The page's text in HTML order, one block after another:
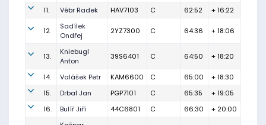
11.
Vébr Radek HAV7103 C 62:52 + 16:22
12.
Sadílek
Ondřej
2YZ7300 C 64:36 + 18:06
13.
Kniebugl
Anton
39S6401 C 64:50 + 18:20
14. Valášek Petr KAM6600 C 65:00
+ 18:30
15.
Drbal Jan PGP7101 C 65:35
+ 19:05
16.
Bulíř Jiří 44C6801 C 66:30 + 20:00